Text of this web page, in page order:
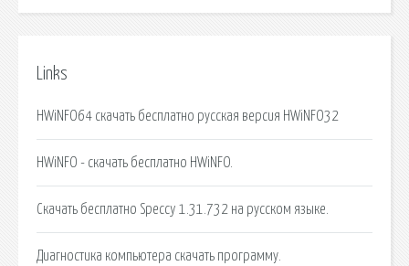
Links
HWiNFO64 скачать бесплатно русская версия HWiNFO32
HWiNFO - скачать бесплатно HWiNFO.
Скачать бесплатно Speccy 1.31.732 на русском языке.
Диагностика компьютера скачать программу.